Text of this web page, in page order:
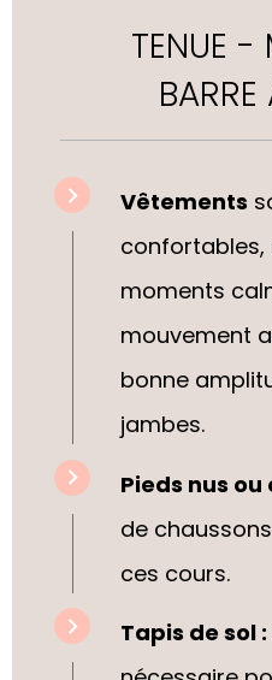
TENUE -
Vêtements
confortables,
moments
mouvement
bonne
jambes.
Pieds nus
de
ces cours.
Tapis de sol :